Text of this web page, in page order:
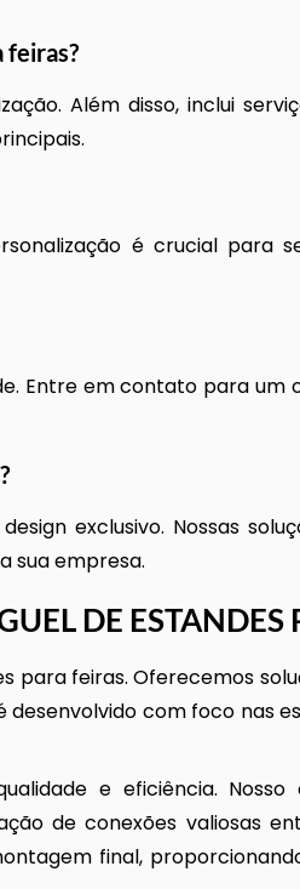
feiras?
Além disso, inclui
é crucial para
Entre em contato para um
exclusivo. Nossas
sua empresa.
DE ESTANDES
para feiras. Oferecemos
desenvolvido com foco nas
e eficiência.
de conexões valiosas
final,